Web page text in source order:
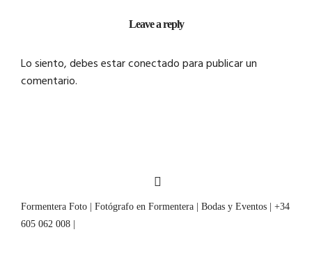
Leave a reply
Lo siento, debes estarconectadopara publicar un
comentario.
Formentera Foto | Fotógrafo en Formentera | Bodas y Eventos | +34
605 062 008 |